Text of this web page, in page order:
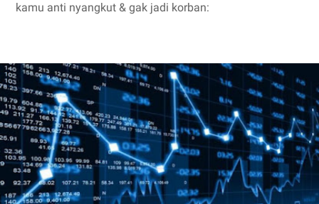
kamu anti nyangkut & gak jadi korban: